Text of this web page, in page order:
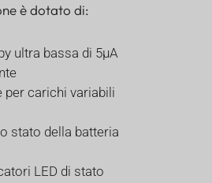
è dotato di:
ultra bassa di 5μA
per carichi variabili
stato della batteria
LED di stato